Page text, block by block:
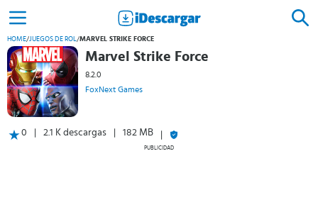
HOME/JUEGOS DE ROL/MARVEL STRIKE FORCE
Marvel Strike Force
8.2.0
FoxNext Games
0 2.1 K descargas 182 MB
PUBLICIDAD